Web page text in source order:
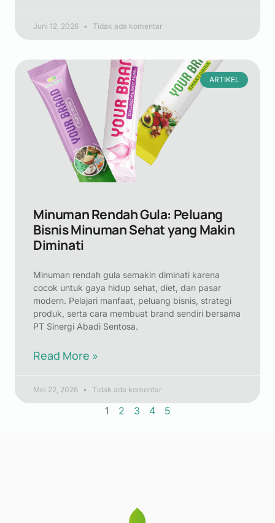
Juni 12, 2026 Tidak ada komentar
ARTIKEL
Minuman Rendah Gula: Peluang
Bisnis Minuman Sehat yang Makin
Diminati
Minuman rendah gula semakin diminati karena
cocok untuk gaya hidup sehat, diet, dan pasar
modern. Pelajari manfaat, peluang bisnis, strategi
produk, serta cara membuat brand sendiri bersama
PT Sinergi Abadi Sentosa.
Read More »
Mei 22, 2026 Tidak ada komentar
1 2 3 4 5